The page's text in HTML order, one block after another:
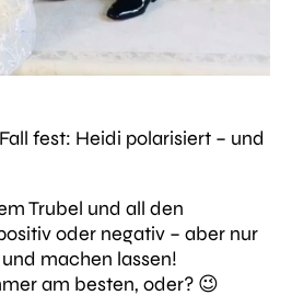
fest: Heidi polarisiert – und
Trubel und all den
oder negativ – aber nur
machen lassen!
am besten, oder? 😉